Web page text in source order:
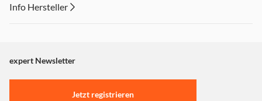
Info Hersteller
"Marketing".
Einstellungen anpassen
expert Newsletter
Jetzt registrieren